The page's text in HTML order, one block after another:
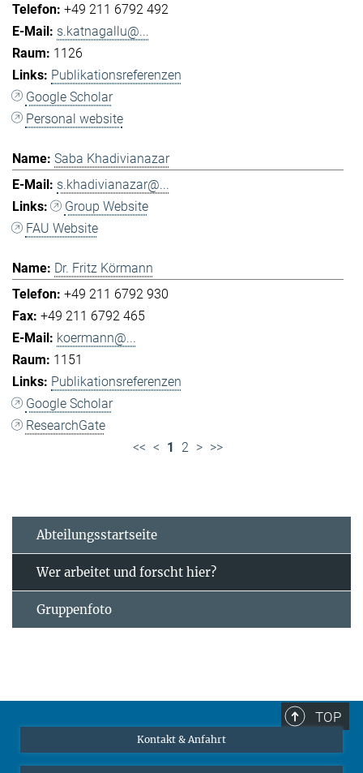
+49 211 6792 492
s.katnagallu@...
1126
Publikationsreferenzen
Google Scholar
Personal website
Saba Khadivianazar
s.khadivianazar@...
Group Website
FAU Website
Dr. Fritz Körmann
+49 211 6792 930
+49 211 6792 465
koermann@...
1151
Publikationsreferenzen
Google Scholar
ResearchGate
<< < 1 2 > >>
Abteilungsstartseite
Wer arbeitet und forscht hier?
Gruppenfoto
TOP
Kontakt & Anfahrt